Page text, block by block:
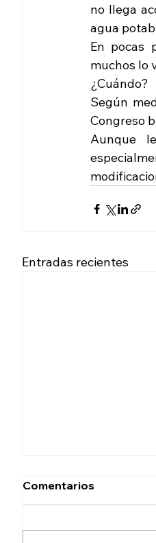
no llega
agua
En pocas
muchos lo
¿Cuándo?
Según
Congreso
Aunque
Entradas recientes
Comentarios